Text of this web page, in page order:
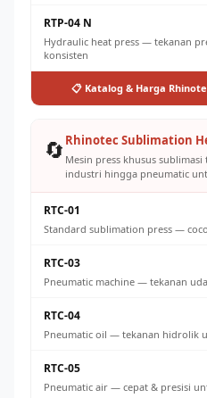
RTP-04 N
Hydraulic heat press — tekanan
konsisten
📋 Katalog & Harga
🔄 Rhinotec Sublimation
Mesin press khusus
industri hingga pneumatic
RTC-01
Standard sublimation press —
RTC-03
Pneumatic machine — tekanan
RTC-04
Pneumatic oil — tekanan hidrolik
RTC-05
Pneumatic air — cepat & presisi